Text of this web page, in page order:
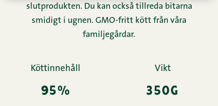
slutprodukten. Du kan också tillreda bitarna
smidigt i ugnen. GMO-fritt kött från våra
familjegårdar.
Köttinnehåll
95%
Vikt
350g